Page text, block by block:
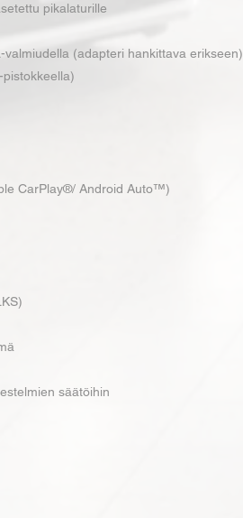
pikalaturille
valmiudella (adapteri hankittava erikseen)
CarPlay®/ Android Auto™)
säätöihin